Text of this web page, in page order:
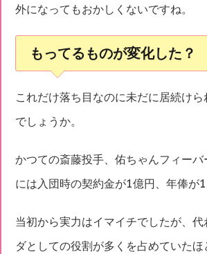
外になってもおかしくないですね。
もってるものが変化した？
これだけ落ち目なのに未だに居続け
でしょうか。
かつての斎藤投手、佑ちゃんフィー
には入団時の契約金が1億円、年俸が
当初から実力はイマイチでしたが、
ダとしての役割が多くを占めていたほ